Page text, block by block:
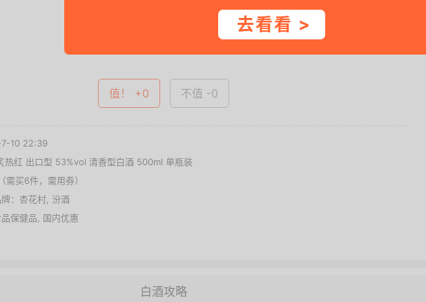
去看看 >
查看完整图文 >
值！ +0 不值 -0
10 22:39
热红 出口型 53%vol 清香型白酒 500ml 单瓶装
需买6件，需用券）
： 杏花村 汾酒
品保健品
国内优惠
白酒攻略